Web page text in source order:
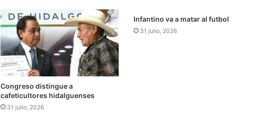
Congreso distingue a
cafeticultores hidalguenses
31 julio, 2026
Infantino va a matar al futbol
31 julio, 2026